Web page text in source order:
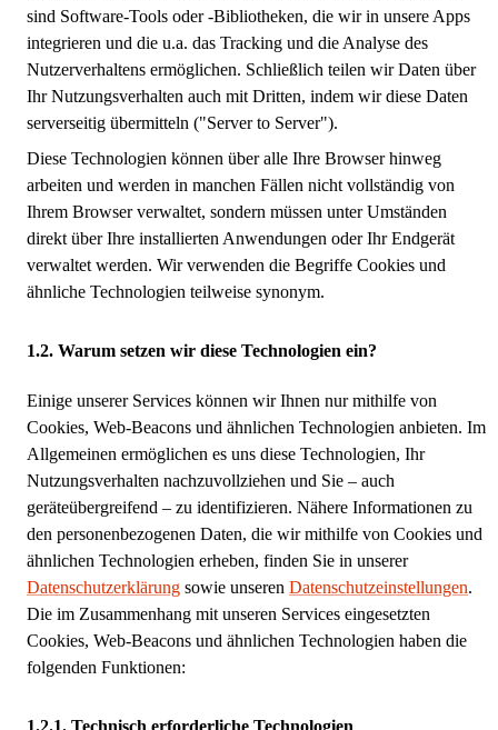
sind Software-Tools oder -Bibliotheken, die wir in unsere Apps
integrieren und die u.a. das Tracking und die Analyse des
Nutzerverhaltens ermöglichen. Schließlich teilen wir Daten über
Ihr Nutzungsverhalten auch mit Dritten, indem wir diese Daten
serverseitig übermitteln ("Server to Server").
Diese Technologien können über alle Ihre Browser hinweg
arbeiten und werden in manchen Fällen nicht vollständig von
Ihrem Browser verwaltet, sondern müssen unter Umständen
direkt über Ihre installierten Anwendungen oder Ihr Endgerät
verwaltet werden. Wir verwenden die Begriffe Cookies und
ähnliche Technologien teilweise synonym.
Warum setzen wir diese Technologien ein?
Einige unserer Services können wir Ihnen nur mithilfe von
Cookies, Web-Beacons und ähnlichen Technologien anbieten. Im
Allgemeinen ermöglichen es uns diese Technologien, Ihr
Nutzungsverhalten nachzuvollziehen und Sie – auch
geräteübergreifend – zu identifizieren. Nähere Informationen zu
den personenbezogenen Daten, die wir mithilfe von Cookies und
ähnlichen Technologien erheben, finden Sie in unserer
Datenschutzerklärung sowie unseren Datenschutzeinstellungen.
Die im Zusammenhang mit unseren Services eingesetzten
Cookies, Web-Beacons und ähnlichen Technologien haben die
folgenden Funktionen: